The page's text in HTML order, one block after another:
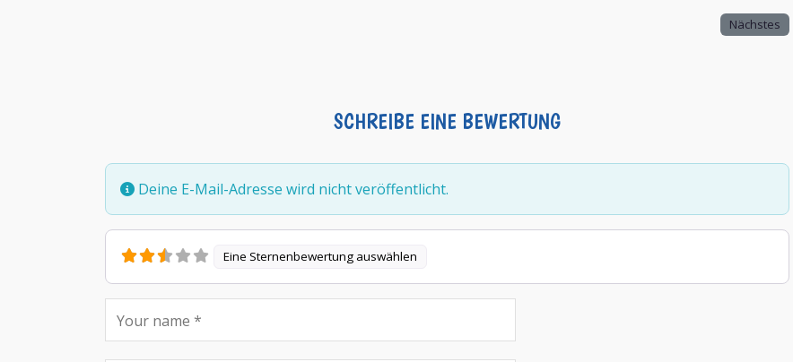
Nächstes
SCHREIBE EINE BEWERTUNG
Deine E-Mail-Adresse wird nicht veröffentlicht.
Eine Sternenbewertung auswählen